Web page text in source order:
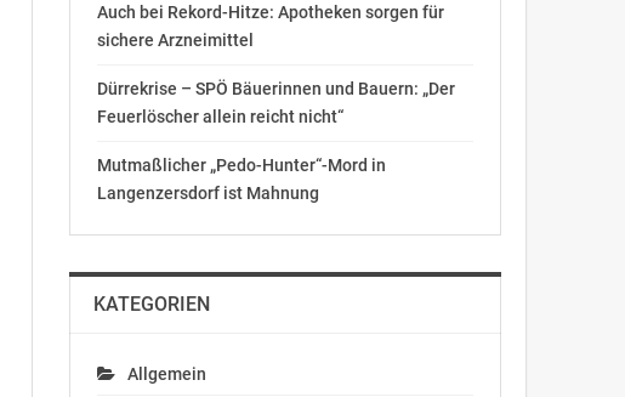
Auch bei Rekord-Hitze: Apotheken sorgen für
sichere Arzneimittel
Dürrekrise – SPÖ Bäuerinnen und Bauern: „Der
Feuerlöscher allein reicht nicht“
Mutmaßlicher „Pedo-Hunter“-Mord in
Langenzersdorf ist Mahnung
KATEGORIEN
Allgemein